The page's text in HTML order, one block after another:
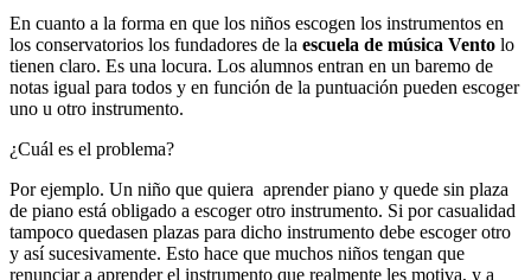
En cuanto a la forma en que los niños escogen los instrumentos en
los conservatorios los fundadores de la escuela de música Vento lo
tienen claro. Es una locura. Los alumnos entran en un baremo de
notas igual para todos y en función de la puntuación pueden escoger
uno u otro instrumento.
¿Cuál es el problema?
Por ejemplo. Un niño que quiera aprender piano y quede sin plaza
de piano está obligado a escoger otro instrumento. Si por casualidad
tampoco quedasen plazas para dicho instrumento debe escoger otro
y así sucesivamente. Esto hace que muchos niños tengan que
renunciar a aprender el instrumento que realmente les motiva, y a